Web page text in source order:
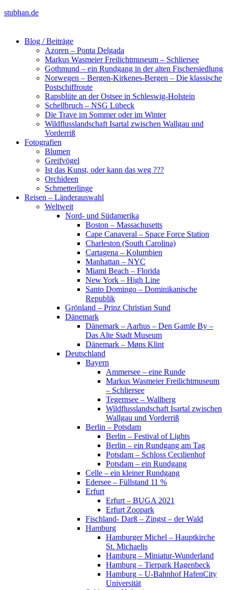
stubhan.de
Blog / Beiträge
Azoren – Ponta Delgada
Markus Wasmeier Freilichtmuseum – Schliersee
Gothmund – ein Rundgang in der alten Fischersiedlung
Norwegen – Bergen-Kirkenes-Bergen – Die klassische
Postschiffroute
Rapsblüte an der Ostsee in Schleswig-Holstein
Schellbruch – NSG Lübeck
Die Trave im Sommer oder im Winter
Wildflusslandschaft Isartal zwischen Wallgau und
Vorderriß
Fotografien
Blumen
Greifvögel
Ist das Kunst, oder kann das weg ???
Orchideen
Schmetterlinge
Reisen – Länderauswahl
Weltweit
Nord- und Südamerika
Boston – Massachusetts
Cape Canaveral – Space Force Station
Charleston (South Carolina)
Cartagena – Kolumbien
Manhattan – NYC
Miami Beach – Florida
New York – High Line
Santo Domingo – Dominikanische
Republik
Grönland – Prinz Christian Sund
Dänemark
Dänemark – Aarhus – Den Gamle By –
Das Alte Stadt Museum
Dänemark – Møns Klint
Deutschland
Bayern
Ammersee – eine Runde
Markus Wasmeier Freilichtmuseum
– Schliersee
Tegernsee – Wallberg
Wildflusslandschaft Isartal zwischen
Wallgau und Vorderriß
Berlin – Potsdam
Berlin – Festival of Lights
Berlin – ein Rundgang am Tag
Potsdam – Schloss Cecilienhof
Potsdam – ein Rundgang
Celle – ein kleiner Rundgang
Edersee – Füllstand 11 %
Erfurt
Erfurt – BUGA 2021
Erfurt Zoopark
Fischland- Darß – Zingst – der Wald
Hamburg
Hamburger Michel – Hauptkirche
St. Michaelis
Hamburg – Miniatur-Wunderland
Hamburg – Tierpark Hagenbeck
Hamburg – U-Bahnhof HafenCity
Universität